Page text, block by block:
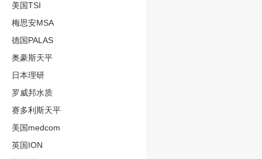
美国TSI
梅思安MSA
德国PALAS
奥豪斯天平
日本理研
罗威邦水质
赛多利斯天平
美国medcom
英国ION